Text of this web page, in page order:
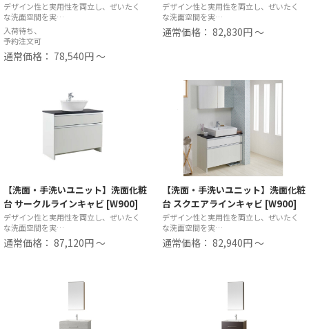
デザイン性と実用性を両立し、ぜいたく
な洗面空間を実…
入荷待ち、
予約注文可
通常価格： 78,540円 ～
デザイン性と実用性を両立し、ぜいたく
な洗面空間を実…
通常価格： 82,830円 ～
【洗面・手洗いユニット】洗面化粧
台 サークルラインキャビ [W900]
デザイン性と実用性を両立し、ぜいたく
な洗面空間を実…
通常価格： 87,120円 ～
【洗面・手洗いユニット】洗面化粧
台 スクエアラインキャビ [W900]
デザイン性と実用性を両立し、ぜいたく
な洗面空間を実…
通常価格： 82,940円 ～